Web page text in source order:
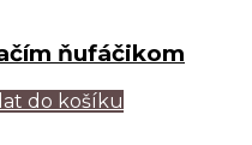
ňufáčikom
do košíku